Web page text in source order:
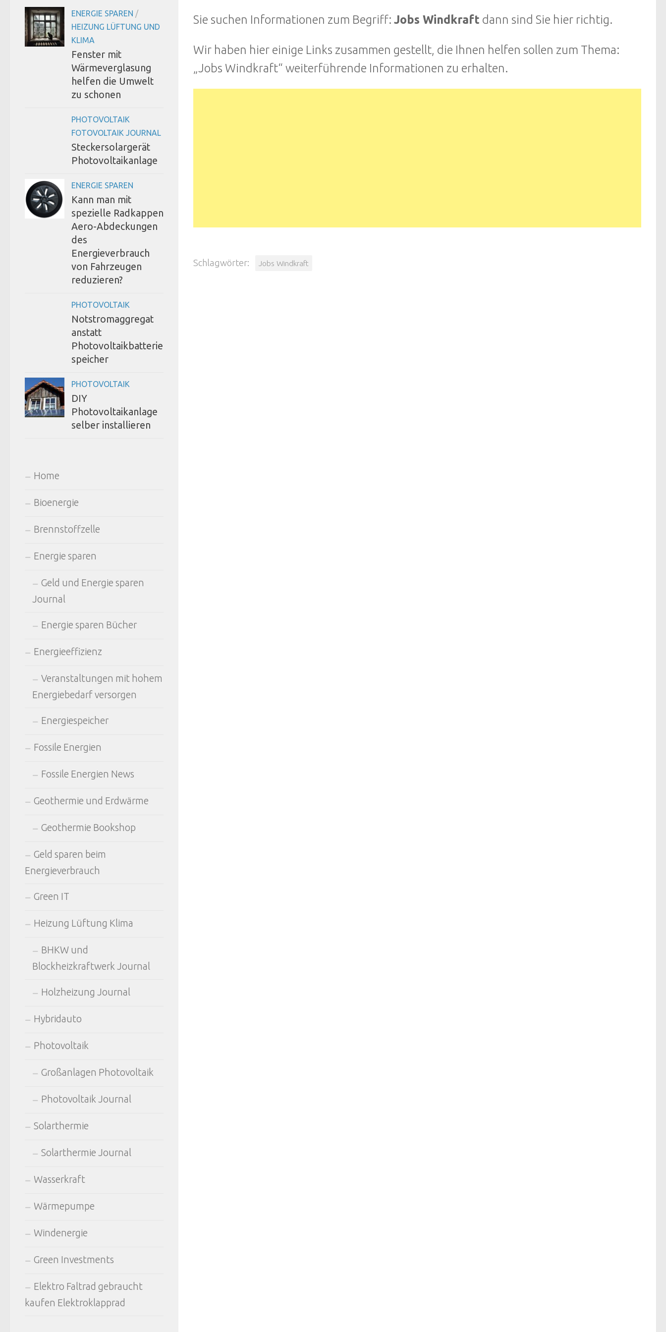
Sie suchen Informationen zum Begriff: Jobs Windkraft dann sind Sie hier richtig.
Wir haben hier einige Links zusammen gestellt, die Ihnen helfen sollen zum Thema:
„Jobs Windkraft“ weiterführende Informationen zu erhalten.
Schlagwörter: Jobs Windkraft
ENERGIE SPAREN /
HEIZUNG LÜFTUNG UND
KLIMA
Fenster mit
Wärmeverglasung
helfen die Umwelt
zu schonen
PHOTOVOLTAIK
FOTOVOLTAIK JOURNAL
Steckersolargerät
Photovoltaikanlage
ENERGIE SPAREN
Kann man mit
spezielle Radkappen
Aero-Abdeckungen
des
Energieverbrauch
von Fahrzeugen
reduzieren?
PHOTOVOLTAIK
Notstromaggregat
anstatt
Photovoltaikbatterie
speicher
PHOTOVOLTAIK
DIY
Photovoltaikanlage
selber installieren
Home
Bioenergie
Brennstoffzelle
Energie sparen
Geld und Energie sparen
Journal
Energie sparen Bücher
Energieeffizienz
Veranstaltungen mit hohem
Energiebedarf versorgen
Energiespeicher
Fossile Energien
Fossile Energien News
Geothermie und Erdwärme
Geothermie Bookshop
Geld sparen beim
Energieverbrauch
Green IT
Heizung Lüftung Klima
BHKW und
Blockheizkraftwerk Journal
Holzheizung Journal
Hybridauto
Photovoltaik
Großanlagen Photovoltaik
Photovoltaik Journal
Solarthermie
Solarthermie Journal
Wasserkraft
Wärmepumpe
Windenergie
Green Investments
Elektro Faltrad gebraucht
kaufen Elektroklapprad